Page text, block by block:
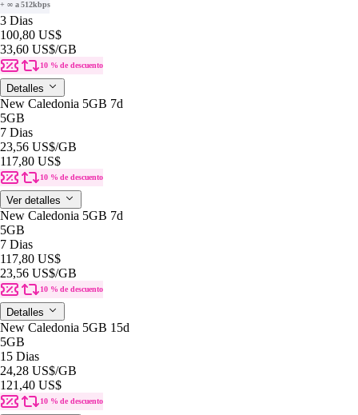
+ ∞ a 512kbps
3 Dias
100,80 US$
33,60 US$/GB
10 % de descuento
Detalles
New Caledonia 5GB 7d
5GB
7 Dias
23,56 US$/GB
117,80 US$
10 % de descuento
Ver detalles
New Caledonia 5GB 7d
5GB
7 Dias
117,80 US$
23,56 US$/GB
10 % de descuento
Detalles
New Caledonia 5GB 15d
5GB
15 Dias
24,28 US$/GB
121,40 US$
10 % de descuento